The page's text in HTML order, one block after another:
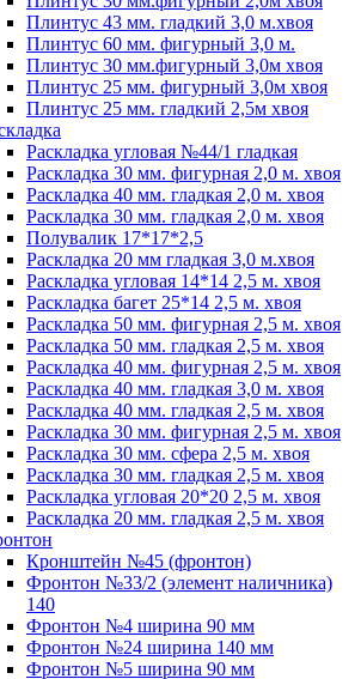
Плинтус 43 мм. гладкий 3,0 м.хвоя
Плинтус 60 мм. фигурный 3,0 м.
Плинтус 30 мм.фигурный 3,0м хвоя
Плинтус 25 мм. фигурный 3,0м хвоя
Плинтус 25 мм. гладкий 2,5м хвоя
Раскладка угловая №44/1 гладкая
Раскладка 30 мм. фигурная 2,0 м. хвоя
Раскладка 40 мм. гладкая 2,0 м. хвоя
Раскладка 30 мм. гладкая 2,0 м. хвоя
Полувалик 17*17*2,5
Раскладка 20 мм гладкая 3,0 м.хвоя
Раскладка угловая 14*14 2,5 м. хвоя
Раскладка багет 25*14 2,5 м. хвоя
Раскладка 50 мм. фигурная 2,5 м. хвоя
Раскладка 50 мм. гладкая 2,5 м. хвоя
Раскладка 40 мм. фигурная 2,5 м. хвоя
Раскладка 40 мм. гладкая 3,0 м. хвоя
Раскладка 40 мм. гладкая 2,5 м. хвоя
Раскладка 30 мм. фигурная 2,5 м. хвоя
Раскладка 30 мм. сфера 2,5 м. хвоя
Раскладка 30 мм. гладкая 2,5 м. хвоя
Раскладка угловая 20*20 2,5 м. хвоя
Раскладка 20 мм. гладкая 2,5 м. хвоя
Кронштейн №45 (фронтон)
Фронтон №33/2 (элемент наличника)
140
Фронтон №4 ширина 90 мм
Фронтон №24 ширина 140 мм
Фронтон №5 ширина 90 мм